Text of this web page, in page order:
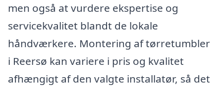
men også at vurdere ekspertise og
servicekvalitet blandt de lokale
håndværkere. Montering af tørretumbler
i Reersø kan variere i pris og kvalitet
afhængigt af den valgte installatør, så det